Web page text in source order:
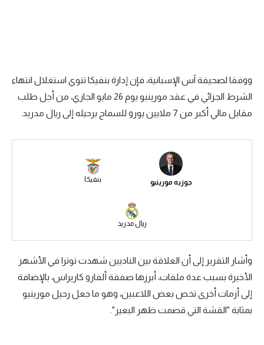
سعودي في الجول
الدوري الإنجليزي
أمم إفريقيا
كرة السلة الأمريكية
كرة سلة
كرة يد
ووفقا لصحيفة آس الإسبانية، فإن إدارة بنفيكا تنوي استغلال انتهاء
الشرط الجزائي في عقد مورينيو يوم 26 مايو الجاري، من أجل طلب
مقابل مالي أكبر من 7 ملايين يورو للسماح برحيله إلى ريال مدريد.
جوزيه مورينيو بنفيكا
ريال مدريد
وأشار التقرير إلى أن العلاقة بين الناديين شهدت توترا في الأشهر
الأخيرة بسبب عدة ملفات، أبرزها صفقة ألفارو كاريراس، بالإضافة
إلى أزمات أخرى تخص بعض اللاعبين، وهو ما جعل رحيل مورينيو
بمثابة "القشة التي قصمت ظهر البعير".